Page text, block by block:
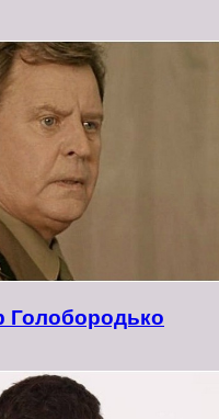
Голобородько